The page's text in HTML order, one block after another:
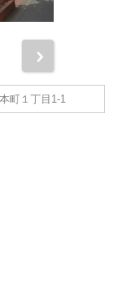
町１丁目1-1